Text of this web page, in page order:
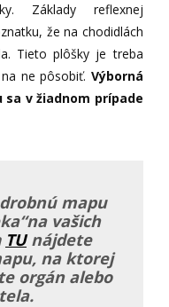
Základy reflexnej
že na chodidlách
Tieto plôšky je treba
ne pôsobiť. Výborná
v žiadnom prípade
mapu
vašich
TUnájdete
na ktorej
orgán alebo